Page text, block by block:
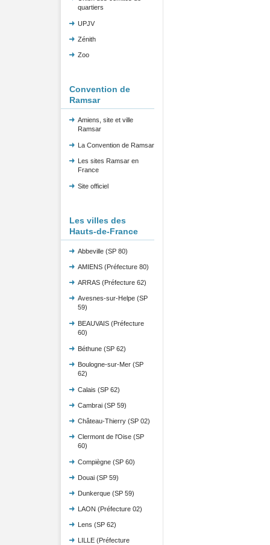
quartiers
UPJV
Zénith
Zoo
Convention de
Ramsar
Amiens, site et ville
Ramsar
La Convention de Ramsar
Les sites Ramsar en
France
Site officiel
Les villes des
Hauts-de-France
Abbeville (SP 80)
AMIENS (Préfecture 80)
ARRAS (Préfecture 62)
Avesnes-sur-Helpe (SP
59)
BEAUVAIS (Préfecture
60)
Béthune (SP 62)
Boulogne-sur-Mer (SP
62)
Calais (SP 62)
Cambrai (SP 59)
Château-Thierry (SP 02)
Clermont de l'Oise (SP
60)
Compiègne (SP 60)
Douai (SP 59)
Dunkerque (SP 59)
LAON (Préfecture 02)
Lens (SP 62)
LILLE (Préfecture